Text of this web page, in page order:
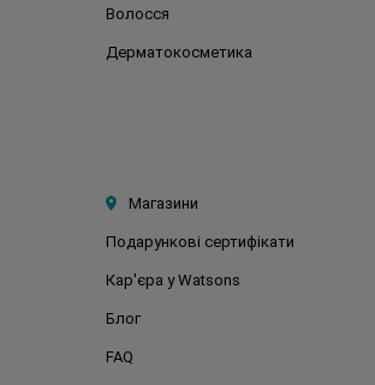
Волосся
Дерматокосметика
Магазини
Подарункові сертифікати
Кар'єра у Watsons
Блог
FAQ